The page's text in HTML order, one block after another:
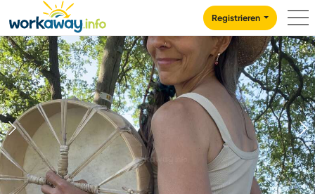
CONTENT
MAIN NAVIGATION
Registrieren